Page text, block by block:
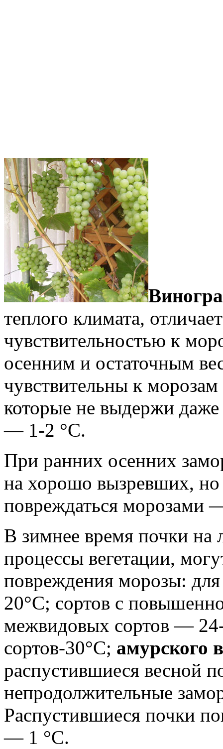
теплого климата,
чувствительностью к
осенним и остаточным
чувствительны к
которые не выдержи
— 1-2 °С.
При ранних осенних
на хорошо вызревших, но
повреждаться морозами
В зимнее время почки на
процессы вегетации,
повреждения морозы:
20°С; сортов с
межвидовых сортов —
сортов-30°С; амурского
распустившиеся весной
непродолжительные
Распустившиеся почки
— 1 °С.